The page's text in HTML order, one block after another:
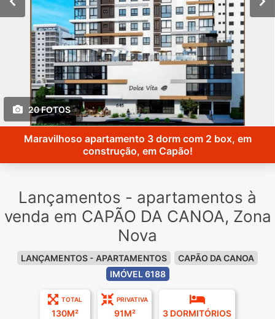
20 FOTOS
Maravilhoso apartamento 3 dorm com 2 box, em
construção, em Capão!
Lançamentos - apartamentos à
venda em CAPÃO DA CANOA, Zona
Nova
LANÇAMENTOS - APARTAMENTOS
CAPÃO DA CANOA
IMÓVEL 6188
TOTAL
130M²
PRIVATIVA
91M² 3 DORMITÓRIOS